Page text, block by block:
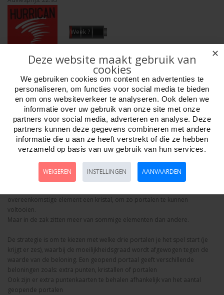
Week ?
Bestellen
Omschrijving Foto hoge resolutie Media Details
krachten en uiteindelijk overwinningspunten. Elke kaart heeft 2 tot 6
elementen (zoals: aarde, lucht, water, vuur.) Deze elementen worden één
overeenkomstige element een kristal, om zo portalen te kunnen
voltooien.
Maar in de zak zitten meer van sommige elementen dan andere.
De strategie is om te kiezen met welke drie portalen je het spel start (je
krijgt er zes), waarbij de moeilijkheidsgraad wordt afgewogen tegen de
waarde van de beloning. Een geopend portaal geeft verschillende
beloningen zoals: extra punten, kristallen of portalen
Ook zijn er extra puntenkaarten te behalen afhankelijk van het aantal
geopende portalen
✕
Deze website maakt gebruik van
cookies
We gebruiken cookies om content en advertenties te
personaliseren, om functies voor social media te bieden
en om ons websiteverkeer te analyseren. Ook delen we
informatie over uw gebruik van onze site met onze
partners voor social media, adverteren en analyse. Deze
partners kunnen deze gegevens combineren met andere
informatie die u aan ze heeft verstrekt of die ze hebben
verzameld op basis van uw gebruik van hun services.
WEIGEREN INSTELLINGEN AANVAARDEN